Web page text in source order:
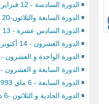
الدورة السادسة - 12 فبراير 1993
الدورة السابعة والثلاثون-20 دجنبر 2010
الدورة السادس عشرة - 13 أبريل 2001
الدورة العشرون - 14 أكتوبر 2003
الدورة الواحدة و العشرون - 23 أبريل 2004
الدورة السابعة و العشرون - 15 يونيو 2007
الدورة السابعة - 6 ماي 1993
الدورة الحادية و الثلاثون -6 دجنبر 2008